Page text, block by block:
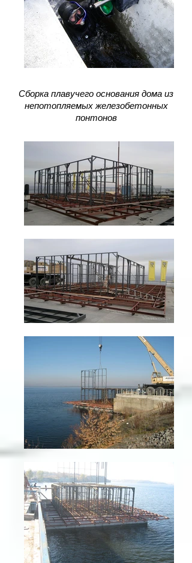
Сборка плавучего основания дома из
непотопляемых железобетонных
понтонов